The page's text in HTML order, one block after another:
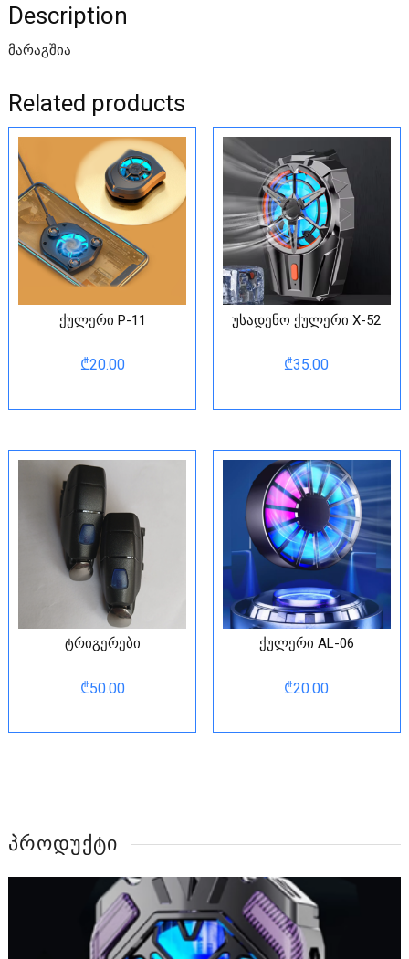
er o
Description
მარაგშია
Related products
ქულერი P-11
₾20.00
უსადენო ქულერი X-52
₾35.00
ტრიგერები
₾50.00
ქულერი AL-06
₾20.00
ᲞᲠᲝᲓᲣᲥᲢᲘ